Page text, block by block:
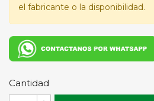
el fabricante o la disponibilidad.
Cantidad